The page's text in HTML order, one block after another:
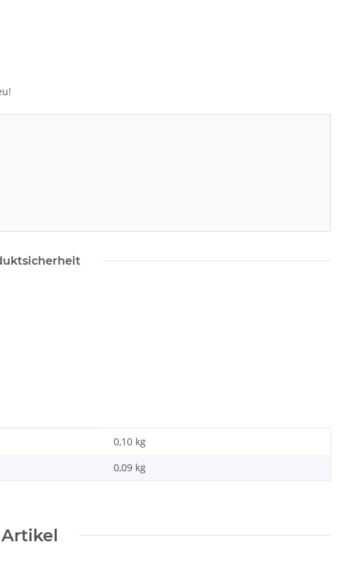
0,10 kg
0,09 kg